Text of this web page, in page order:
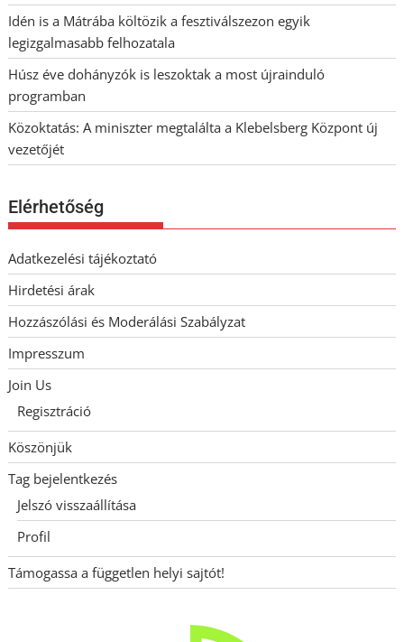
Idén is a Mátrába költözik a fesztiválszezon egyik
legizgalmasabb felhozatala
Húsz éve dohányzók is leszoktak a most újrainduló
programban
Közoktatás: A miniszter megtalálta a Klebelsberg Központ új
vezetőjét
Elérhetőség
Adatkezelési tájékoztató
Hirdetési árak
Hozzászólási és Moderálási Szabályzat
Impresszum
Join Us
Regisztráció
Köszönjük
Tag bejelentkezés
Jelszó visszaállítása
Profil
Támogassa a független helyi sajtót!